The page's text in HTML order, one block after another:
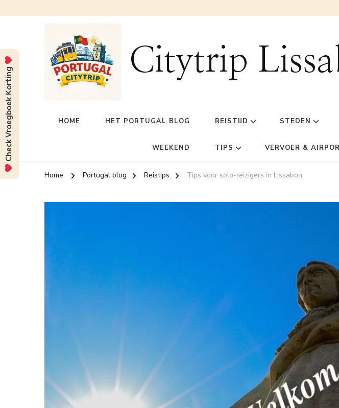
Citytrip
HOME HET PORTUGAL BLOG REISTIJD STEDEN
WEEKEND TIPS VERVOER &
Home Portugal blog Reistips Tips voor solo-reizigers in Lissabon
Check Vroegboek Korting